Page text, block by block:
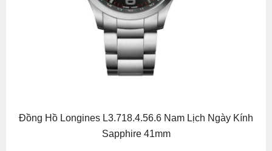
Đồng Hồ Longines L3.718.4.56.6 Nam Lịch Ngày Kính
Sapphire 41mm